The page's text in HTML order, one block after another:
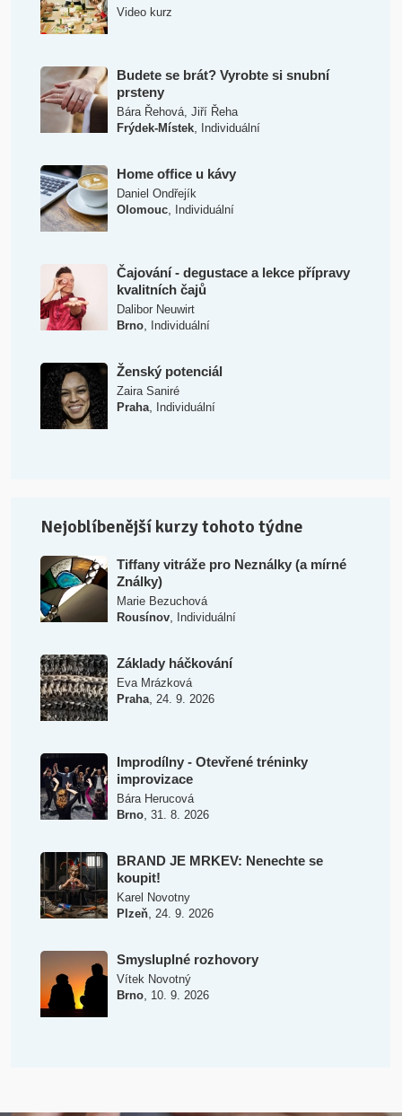
Video kurz
Budete se brát? Vyrobte si snubní
prsteny
Bára Řehová, Jiří Řeha
Frýdek-Místek, Individuální
Home office u kávy
Daniel Ondřejík
Olomouc, Individuální
Čajování - degustace a lekce přípravy
kvalitních čajů
Dalibor Neuwirt
Brno, Individuální
Ženský potenciál
Zaira Saniré
Praha, Individuální
Nejoblíbenější kurzy tohoto týdne
Tiffany vitráže pro Neználky (a mírné
Ználky)
Marie Bezuchová
Rousínov, Individuální
Základy háčkování
Eva Mrázková
Praha, 24. 9. 2026
Improdílny - Otevřené tréninky
improvizace
Bára Herucová
Brno, 31. 8. 2026
BRAND JE MRKEV: Nenechte se
koupit!
Karel Novotny
Plzeň, 24. 9. 2026
Smysluplné rozhovory
Vítek Novotný
Brno, 10. 9. 2026